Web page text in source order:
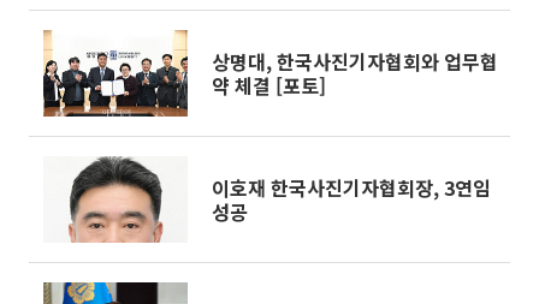
상명대, 한국사진기자협회와 업무협
약 체결 [포토]
이호재 한국사진기자협회장, 3연임
성공